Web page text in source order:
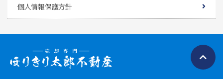
個人情報保護方針